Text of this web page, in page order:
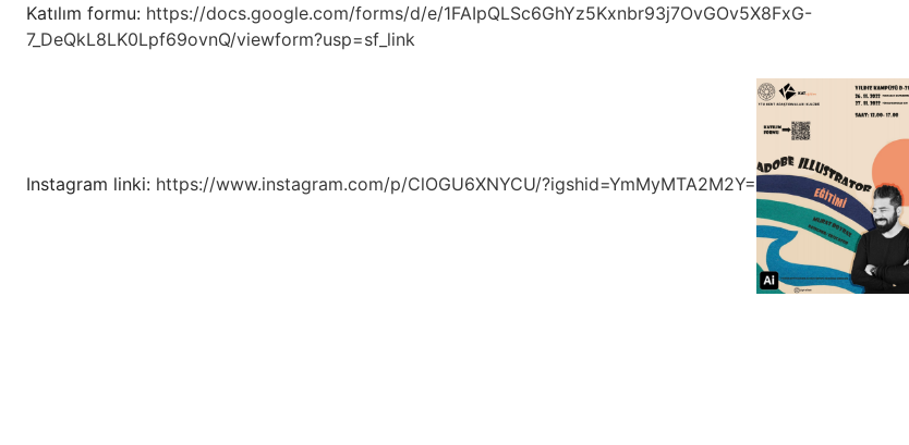
Katılım formu: https://docs.google.com/forms/d/e/1FAIpQLSc6GhYz5Kxnbr93j7OvGOv5X8FxG-
7_DeQkL8LK0Lpf69ovnQ/viewform?usp=sf_link
Instagram linki: https://www.instagram.com/p/ClOGU6XNYCU/?igshid=YmMyMTA2M2Y=